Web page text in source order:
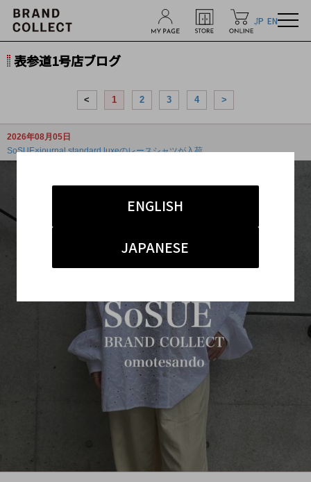
JP EN
ENGLISH
JAPANESE
表参道1号店ブログ
< 1 2 3 4 >
2026年08月05日
SoSUE×journal standard luxeのレースシャツが入荷